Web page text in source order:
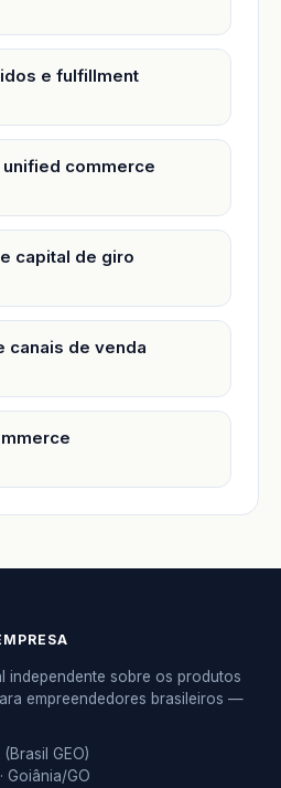
e fulfillment
unified commerce
capital de giro
canais de venda
independente sobre os produtos
empreendedores brasileiros —
(Brasil GEO)
Goiânia/GO